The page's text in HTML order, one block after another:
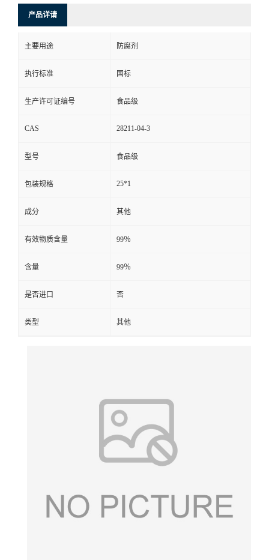
产品详请
主要用途 防腐剂
执行标准 国标
生产许可证编号 食品级
CAS 28211-04-3
型号 食品级
包装规格 25*1
成分 其他
有效物质含量 99％
含量 99％
是否进口 否
类型 其他